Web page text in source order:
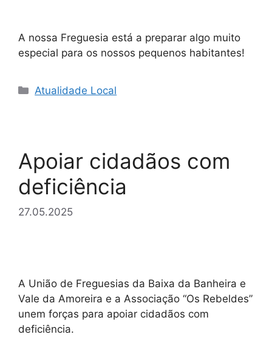
A nossa Freguesia está a preparar algo muito
especial para os nossos pequenos habitantes!
Categorias
Atualidade Local
Apoiar cidadãos com
deficiência
27.05.2025
A União de Freguesias da Baixa da Banheira e
Vale da Amoreira e a Associação “Os Rebeldes”
unem forças para apoiar cidadãos com
deficiência.